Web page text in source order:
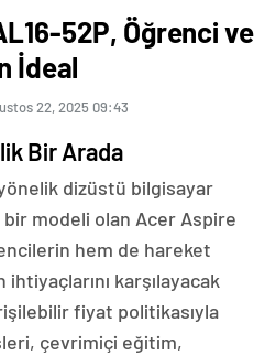
52P, Öğrenci ve
İdeal
22, 2025 09:43
Bir Arada
dizüstü bilgisayar
bir modeli olan Acer Aspire
hem de hareket
karşılayacak
fiyat politikasıyla
çevrimiçi eğitim,